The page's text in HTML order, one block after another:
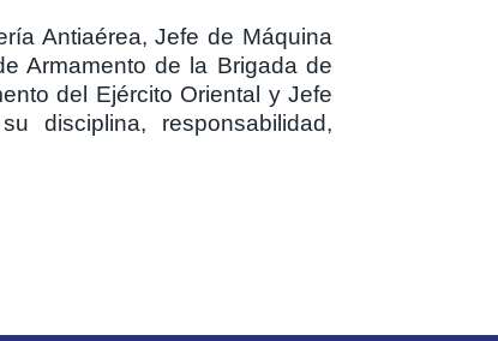
Antiaérea, Jefe de Máquina
Armamento de la Brigada de
del Ejército Oriental y Jefe
disciplina, responsabilidad,